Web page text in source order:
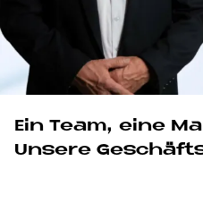
Ein Team, eine
Unsere